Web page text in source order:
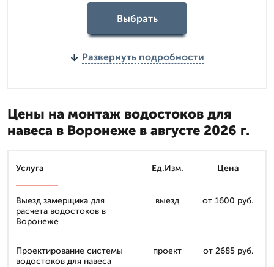
Выбрать
Развернуть подробности
Цены на монтаж водостоков для
навеса в Воронеже в августе 2026 г.
Услуга Ед.Изм. Цена
Выезд замерщика для
расчета водостоков в
Воронеже
выезд от 1600 руб.
Проектирование системы
водостоков для навеса
проект от 2685 руб.